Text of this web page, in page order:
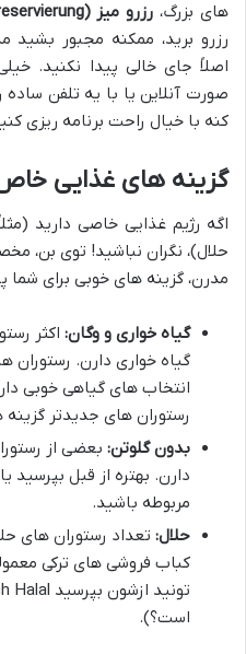
های بزرگ، رزرو میز (Tischreservierung)
رزرو برید، ممکنه مجبور بشید
اصلاً جای خالی پیدا نکنید.
صورت آنلاین یا با یه تلفن
کنه با خیال راحت برنامه ریزی
گزینه های غذایی
اگه رژیم غذایی خاصی دارید
حلال)، نگران نباشید! توی بن،
مدرن، گزینه های خوبی برای شما
گیاه خواری و وگان: اکثر
گیاه خواری دارن. رستوران
انتخاب های گیاهی خوبی
رستوران های جدیدتر
بدون گلوتن: بعضی از
دارن. بهتره از قبل بپرسید
مربوطه باشید.
حلال: تعداد رستوران های
کباب فروشی های ترکی
است؟).